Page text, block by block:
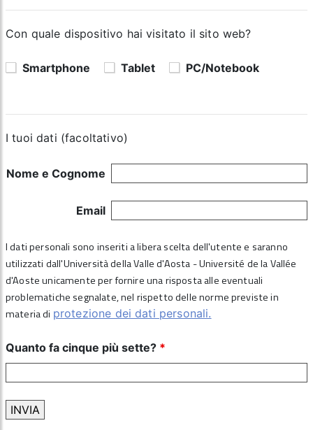
Con quale dispositivo hai visitato il sito web?
Smartphone Tablet PC/Notebook
I tuoi dati (facoltativo)
Nome e Cognome
Email
I dati personali sono inseriti a libera scelta dell'utente e saranno
utilizzati dall'Università della Valle d'Aosta - Université de la Vallée
d'Aoste unicamente per fornire una risposta alle eventuali
problematiche segnalate, nel rispetto delle norme previste in
materia di protezione dei dati personali.
Quanto fa cinque più sette? *